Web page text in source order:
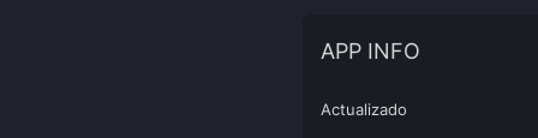
APP INFO
Actualizado